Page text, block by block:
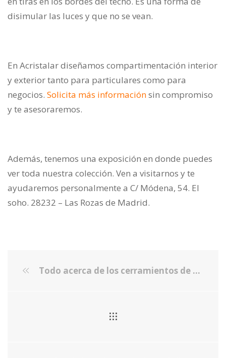
disimular las luces y que no se vean.
En Acristalar diseñamos compartimentación interior
y exterior tanto para particulares como para
negocios. Solicita más informaciónsin compromiso
y te asesoraremos.
Además, tenemos una exposición en donde puedes
ver toda nuestra colección. Ven a visitarnos y te
ayudaremos personalmente a C/ Módena, 54. El
soho. 28232 – Las Rozas de Madrid.
Todo acerca de los cerramientos de cristal para piscinas